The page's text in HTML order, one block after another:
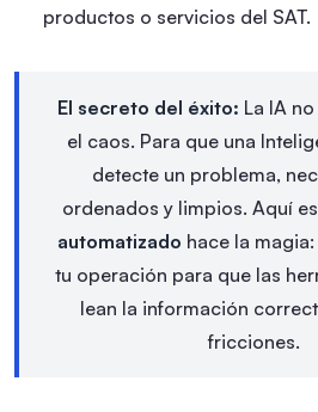
productos o servicios del SAT.
El secreto del éxito: La IA
el caos. Para que una
detecte un problema,
ordenados y limpios. Aquí
automatizado hace la
tu operación para que las
lean la información
fricciones.